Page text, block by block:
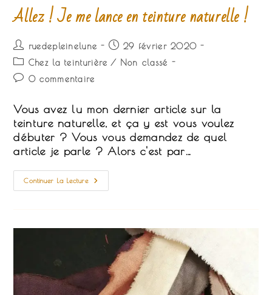
Allez ! Je me lance en teinture naturelle !
Auteur/autrice
de
publication :
ruedepleinelune
Publication
publiée :
29 février 2020
Post
category:
Chez la teinturière / Non classé
Commentaires
la
publication :
0 commentaire
Vous avez lu mon dernier article sur la
teinture naturelle, et ça y est vous voulez
débuter ? Vous vous demandez de quel
article je parle ? Alors c'est par…
Continuer La LectureAllez
!
Naturelle